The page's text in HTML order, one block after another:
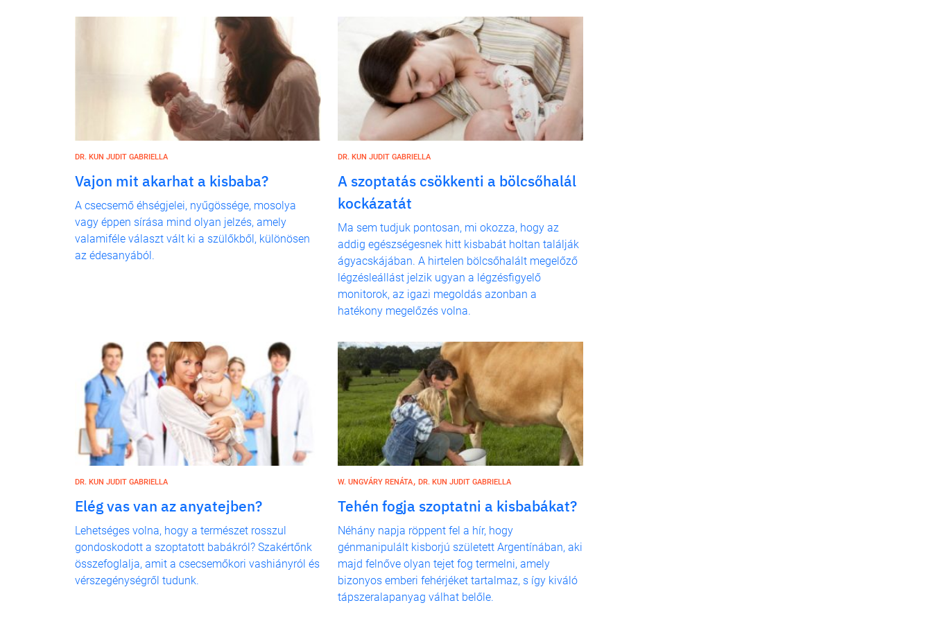
DR. KUN JUDIT GABRIELLA
Vajon mit akarhat a kisbaba?
A csecsemő éhségjelei, nyűgössége, mosolya
vagy éppen sírása mind olyan jelzés, amely
valamiféle választ vált ki a szülőkből, különösen
az édesanyából.
DR. KUN JUDIT GABRIELLA
A szoptatás csökkenti a bölcsőhalál
kockázatát
Ma sem tudjuk pontosan, mi okozza, hogy az
addig egészségesnek hitt kisbabát holtan találják
ágyacskájában. A hirtelen bölcsőhalált megelőző
légzésleállást jelzik ugyan a légzésfigyelő
monitorok, az igazi megoldás azonban a
hatékony megelőzés volna.
DR. KUN JUDIT GABRIELLA
Elég vas van az anyatejben?
Lehetséges volna, hogy a természet rosszul
gondoskodott a szoptatott babákról? Szakértőnk
összefoglalja, amit a csecsemőkori vashiányról és
vérszegénységről tudunk.
W. UNGVÁRY RENÁTA, DR. KUN JUDIT GABRIELLA
Tehén fogja szoptatni a kisbabákat?
Néhány napja röppent fel a hír, hogy
génmanipulált kisborjú született Argentínában, aki
majd felnőve olyan tejet fog termelni, amely
bizonyos emberi fehérjéket tartalmaz, s így kiváló
tápszeralapanyag válhat belőle.